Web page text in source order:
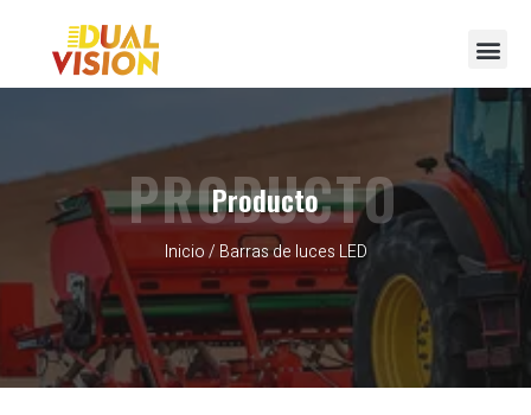
Producto
Inicio/ Barras de luces LED
PRODUCTO